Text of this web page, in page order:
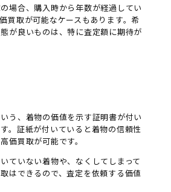
場合、購入時から年数が経過してい
買取が可能なケースもあります。希
が良いものは、特に査定額に期待が
う、着物の価値を示す証明書が付い
。証紙が付いていると着物の信頼性
価買取が可能です。
ていない着物や、なくしてしまって
はできるので、査定を依頼する価値